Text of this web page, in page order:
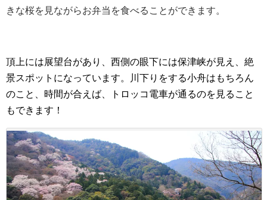
きな桜を見ながらお弁当を食べることができます。
頂上には展望台があり、西側の眼下には保津峡が見え、絶
景スポットになっています。川下りをする小舟はもちろん
のこと、時間が合えば、トロッコ電車が通るのを見ること
もできます！